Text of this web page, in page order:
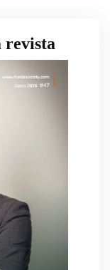
revista